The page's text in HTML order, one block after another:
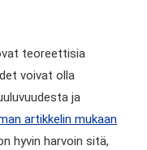
teoreettisia
voivat olla
ja
artikkelin mukaan
hyvin harvoin sitä,